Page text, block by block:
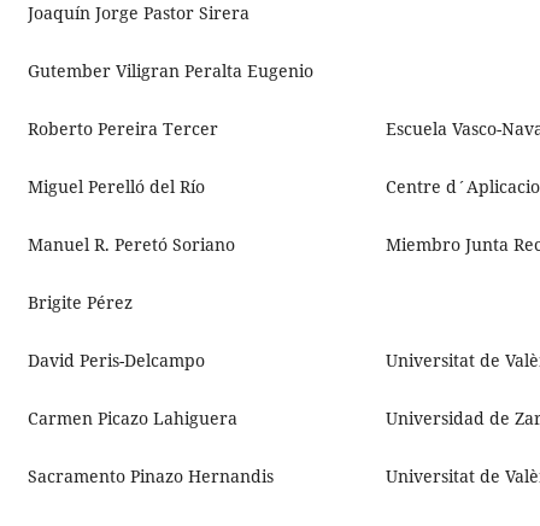
Joaquín Jorge Pastor Sirera
Gutember Viligran Peralta Eugenio
Roberto Pereira Tercer Escuela Vasco-
Miguel Perelló del Río Centre
Manuel R. Peretó Soriano Miembro Junta
Brigite Pérez
David Peris-Delcampo Universitat de
Carmen Picazo Lahiguera Universidad de
Sacramento Pinazo Hernandis Universitat de